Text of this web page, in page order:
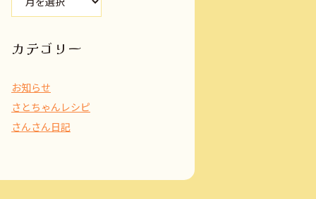
ブ
カテゴリー
お知らせ
さとちゃんレシピ
さんさん日記